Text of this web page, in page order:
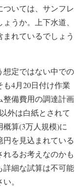
いては、サンフレ
うか。上下水道、
れているでしょう
想定ではない中での
4月20日付け作業
整備費用の調達計画
外は白紙とされて
算(3万人規模)に
を見込まれている
るお考えなのかも
詳細な試算は不可能
。